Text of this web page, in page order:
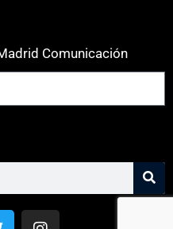
Comunicación